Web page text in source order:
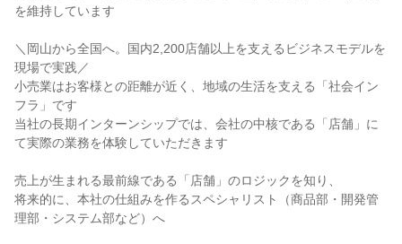
を維持しています
＼岡山から全国へ。国内2,200店舗以上を支えるビジネスモデルを
現場で実践／
小売業はお客様との距離が近く、地域の生活を支える「社会イン
フラ」です
当社の長期インターンシップでは、会社の中核である「店舗」に
て実際の業務を体験していただきます
売上が生まれる最前線である「店舗」のロジックを知り、
将来的に、本社の仕組みを作るスペシャリスト（商品部・開発管
理部・システム部など）へ